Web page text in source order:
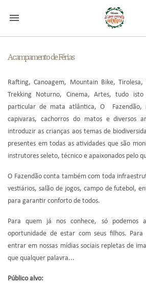

Acampamento de Férias
Rafting, Canoagem, Mountain Bike, Tirolesa,
Trekking Noturno, Cinema, Artes, tudo
particular de mata atlântica, O Fazendão,
capivaras, cachorros do matos e diversos
introduzir as crianças aos temas de
presentes em todas as atividades que são
instrutores seleto, técnico e apaixonados pelo
O Fazendão conta também com toda
vestiários, salão de jogos, campo de futebol,
para garantir conforto de todos.
Para quem já nos conhece, só podemos
oportunidade de estar com seus filhos.
entrar em nossas mídias sociais repletas de
que qualquer palavra...
Público alvo: